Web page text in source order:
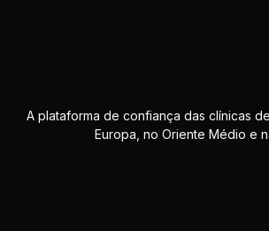
A plataforma de confiança das clínicas
Europa, no Oriente Médio e